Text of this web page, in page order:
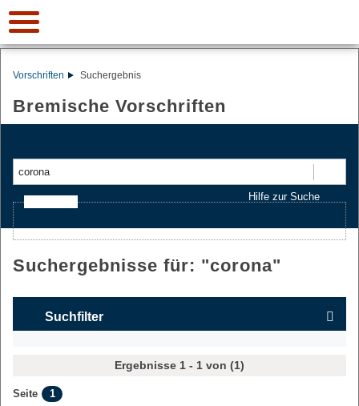
Vorschriften Suchergebnis
Bremische Vorschriften
Hilfe zur Suche
Suchergebnisse für: "corona"
Suchfilter
Ergebnisse 1 - 1 von (1)
Seite
1